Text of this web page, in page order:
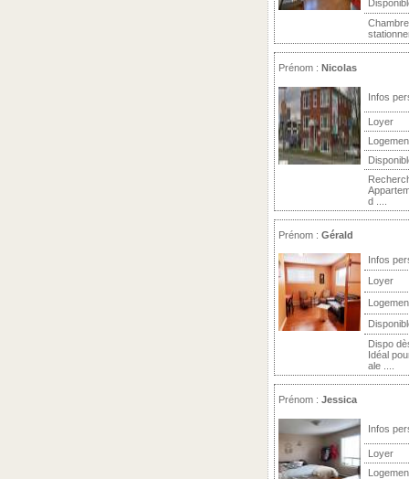
Prénom : Nicolas
Infos
Loyer
d ....
Prénom : Gérald
Infos
Loyer
Dispo
Idéal
ale ....
Prénom : Jessica
Infos
Loyer